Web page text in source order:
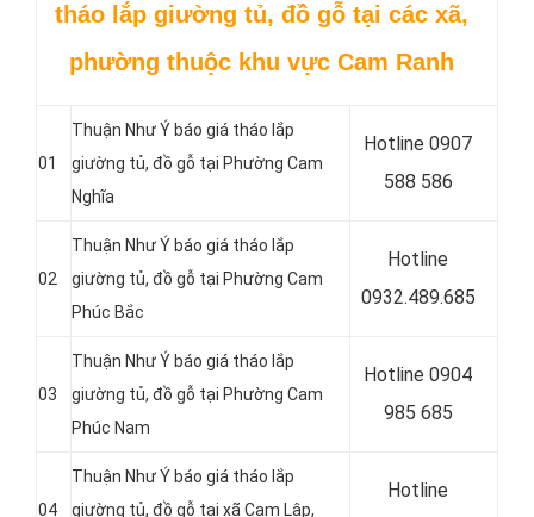
tháo lắp giường tủ, đồ gỗ tại các xã,
phường thuộc khu vực Cam Ranh
01
Thuận Như Ý báo giá tháo lắp
giường tủ, đồ gỗ tại Phường Cam
Nghĩa
Hotline 0907
588 586
02
Thuận Như Ý báo giá tháo lắp
giường tủ, đồ gỗ tại Phường Cam
Phúc Bắc
Hotline
0932.489.685
03
Thuận Như Ý báo giá tháo lắp
giường tủ, đồ gỗ tại Phường Cam
Phúc Nam
Hotline 0904
985 685
04
Thuận Như Ý báo giá tháo lắp
giường tủ, đồ gỗ tại xã Cam Lập,
Hotline